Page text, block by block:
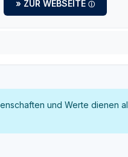
» ZUR WEBSEITE
und Werte dienen